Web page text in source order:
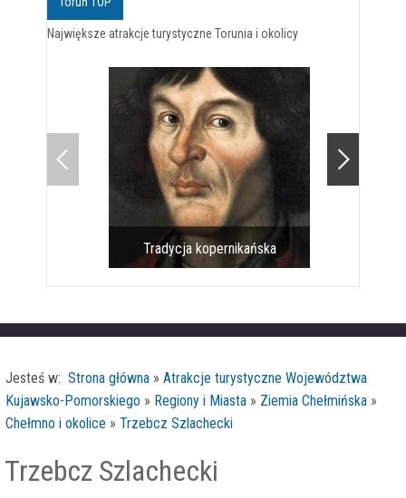
Największe atrakcje turystyczne Torunia i okolicy
Tradycja kopernikańska
Jesteś w: Strona główna » Atrakcje turystyczne Województwa
Kujawsko-Pomorskiego » Regiony i Miasta » Ziemia Chełmińska »
Chełmno i okolice » Trzebcz Szlachecki
Trzebcz Szlachecki